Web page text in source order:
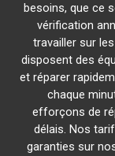
besoins, que ce
vérification
travailler sur
disposent des
et réparer
chaque
efforçons de
délais. Nos
garanties sur